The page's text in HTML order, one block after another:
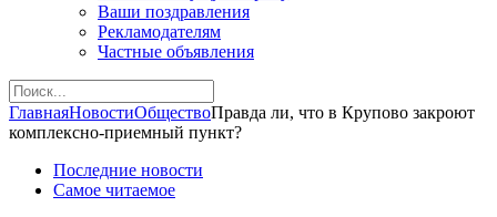
Ваши поздравления
Рекламодателям
Частные объявления
ГлавнаяНовостиОбществоПравда ли, что в Крупово закроют
комплексно-приемный пункт?
Последние новости
Самое читаемое